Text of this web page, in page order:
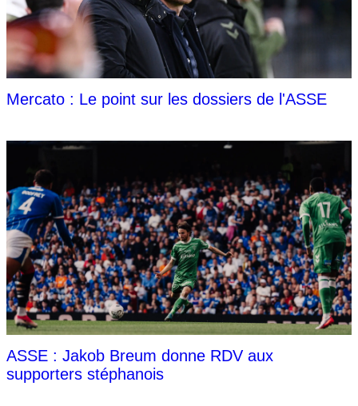
Mercato : Le point sur les dossiers de l'ASSE
ASSE : Jakob Breum donne RDV aux
supporters stéphanois